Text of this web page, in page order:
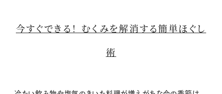
今すぐできる！ むくみを解消する簡単ほぐし
術